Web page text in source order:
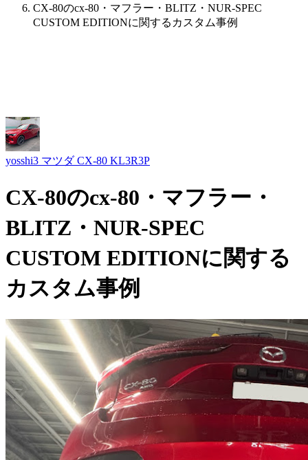
CX-80のcx-80・マフラー・BLITZ・NUR-SPEC
CUSTOM EDITIONに関するカスタム事例
yosshi3 マツダ CX-80 KL3R3P
CX-80のcx-80・マフラー・
BLITZ・NUR-SPEC
CUSTOM EDITIONに関する
カスタム事例